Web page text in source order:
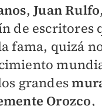
,Juan Rulfo
de escritores
fama, quizá
grandes
Orozco,